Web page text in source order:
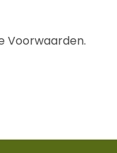
Voorwaarden.